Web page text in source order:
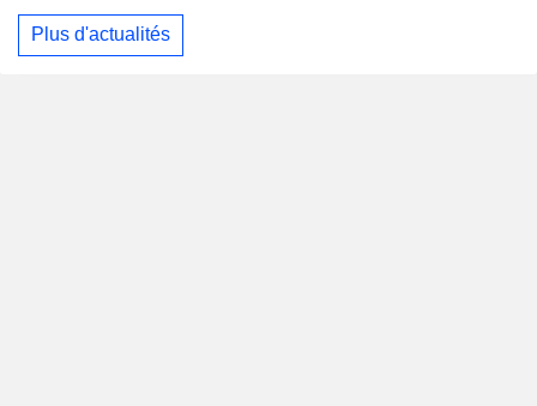
Plus d'actualités